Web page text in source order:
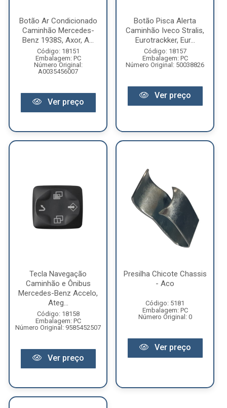
Botão Ar Condicionado
Caminhão Mercedes-
Benz 1938S, Axor, A...
Código: 18151
Embalagem: PC
Número Original:
A0035456007
Ver preço
Botão Pisca Alerta
Caminhão Iveco Stralis,
Eurotrackker, Eur...
Código: 18157
Embalagem: PC
Número Original: 50038826
Ver preço
Tecla Navegação
Caminhão e Ônibus
Mercedes-Benz Accelo,
Ateg...
Código: 18158
Embalagem: PC
Número Original: 9585452507
Ver preço
Presilha Chicote Chassis
- Aco
Código: 5181
Embalagem: PC
Número Original: 0
Ver preço